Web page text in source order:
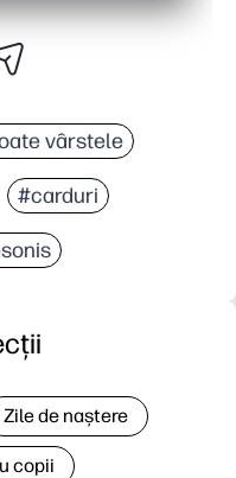
vârstele
#carduri
Zile de naștere
copii